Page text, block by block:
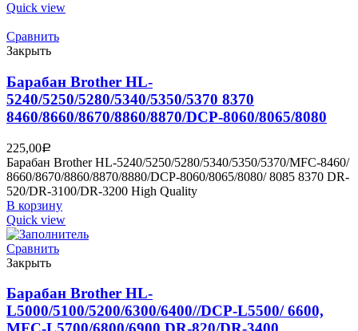
Quick view
Сравнить
Закрыть
Барабан Brother HL-
5240/5250/5280/5340/5350/5370 8370
8460/8660/8670/8860/8870/DCP-8060/8065/8080
225,00Р
Барабан Brother HL-5240/5250/5280/5340/5350/5370/MFC-8460/
8660/8670/8860/8870/8880/DCP-8060/8065/8080/ 8085 8370 DR-
520/DR-3100/DR-3200 High Quality
В корзину
Quick view
Сравнить
Закрыть
Барабан Brother HL-
L5000/5100/5200/6300/6400//DCP-L5500/ 6600,